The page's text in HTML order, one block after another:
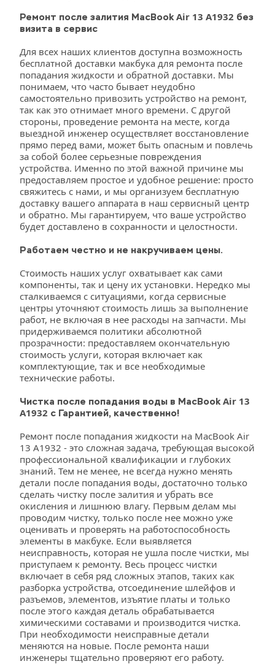
Ремонт после залития MacBook Air 13 A1932 без
визита в сервис
Для всех наших клиентов доступна возможность
бесплатной доставки макбука для ремонта после
попадания жидкости и обратной доставки. Мы
понимаем, что часто бывает неудобно
самостоятельно привозить устройство на ремонт,
так как это отнимает много времени. С другой
стороны, проведение ремонта на месте, когда
выездной инженер осуществляет восстановление
прямо перед вами, может быть опасным и повлечь
за собой более серьезные повреждения
устройства. Именно по этой важной причине мы
предоставляем простое и удобное решение: просто
свяжитесь с нами, и мы организуем бесплатную
доставку вашего аппарата в наш сервисный центр
и обратно. Мы гарантируем, что ваше устройство
будет доставлено в сохранности и целостности.
Работаем честно и не накручиваем цены.
Стоимость наших услуг охватывает как сами
компоненты, так и цену их установки. Нередко мы
сталкиваемся с ситуациями, когда сервисные
центры уточняют стоимость лишь за выполнение
работ, не включая в нее расходы на запчасти. Мы
придерживаемся политики абсолютной
прозрачности: предоставляем окончательную
стоимость услуги, которая включает как
комплектующие, так и все необходимые
технические работы.
Чистка после попадания воды в MacBook Air 13
A1932 с Гарантией, качественно!
Ремонт после попадания жидкости на MacBook Air
13 A1932 - это сложная задача, требующая высокой
профессиональной квалификации и глубоких
знаний. Тем не менее, не всегда нужно менять
детали после попадания воды, достаточно только
сделать чистку после залития и убрать все
окисления и лишнюю влагу. Первым делам мы
проводим чистку, только после нее можно уже
оценивать и проверять на работоспособность
элементы в макбуке. Если выявляется
неисправность, которая не ушла после чистки, мы
приступаем к ремонту. Весь процесс чистки
включает в себя ряд сложных этапов, таких как
разборка устройства, отсоединение шлейфов и
разъемов, элементов, изъятие платы и только
после этого каждая деталь обрабатывается
химическими составами и производится чистка.
При необходимости неисправные детали
меняются на новые. После ремонта наши
инженеры тщательно проверяют его работу.